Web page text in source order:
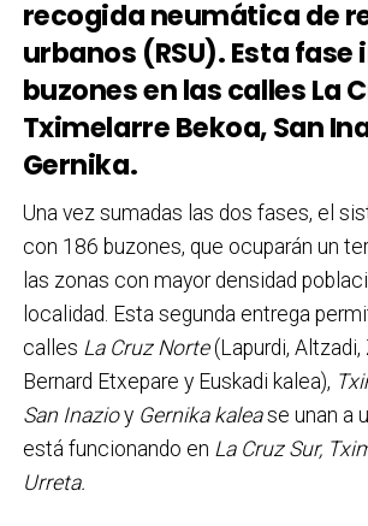
recogida neumática de
urbanos (RSU). Esta fase
buzones en las calles La
Tximelarre Bekoa, San
Gernika.
Una vez sumadas las dos fases, el
con 186 buzones, que ocuparán un
las zonas con mayor densidad
localidad. Esta segunda entrega
calles La Cruz Norte(Lapurdi, Altzadi,
Bernard Etxepare y Euskadi kalea),
San Inazioy Gernika kalease unan a
está funcionando en La Cruz Sur,
Urreta.